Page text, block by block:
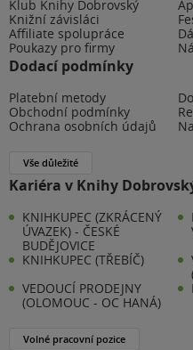
Klub Knihy Dobrovský
Knižní závisláci
Affiliate spolupráce
Poukazy pro firmy
Dodací podmínky
Platební metody
Obchodní podmínky
Ochrana osobních údajů
Vše důležité
Kariéra v Knihy
KNIHKUPEC (ZKRÁCENÝ
ÚVAZEK) - ČESKÉ
BUDĚJOVICE
KNIHKUPEC (TŘEBÍČ)
VEDOUCÍ PRODEJNY
(OLOMOUC - OC HANÁ)
Volné pracovní pozice